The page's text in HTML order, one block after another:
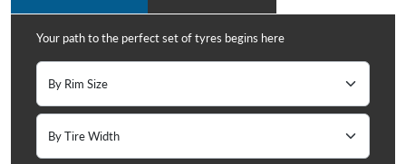
Your path to the perfect set of tyres begins here